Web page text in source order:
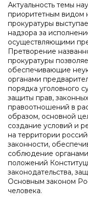
Актуальность темы
приоритетным видом
прокуратуры
надзора за
осуществляющими
Претворение
прокуратуры
обеспечивающие
органами
порядка уголовного
защиты прав,
правоотношений в
образом, основной
создание условий и
на территории
законности,
соблюдение
положений
законодательства,
Основным законом
человека.